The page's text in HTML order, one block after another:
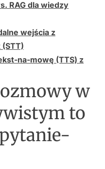
RAG dla wiedzy
wejścia z
na-mowę (TTS) z
w
to